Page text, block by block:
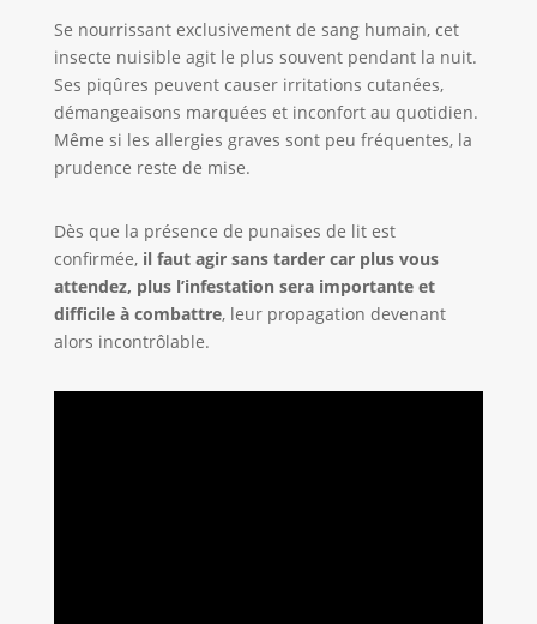
Se nourrissant exclusivement de sang humain, cet
insecte nuisible agit le plus souvent pendant la nuit.
Ses piqûres peuvent causer irritations cutanées,
démangeaisons marquées et inconfort au quotidien.
Même si les allergies graves sont peu fréquentes, la
prudence reste de mise.
Dès que la présence de punaises de lit est
confirmée, il faut agir sans tarder car plus vous
attendez, plus l’infestation sera importante et
difficile à combattre, leur propagation devenant
alors incontrôlable.